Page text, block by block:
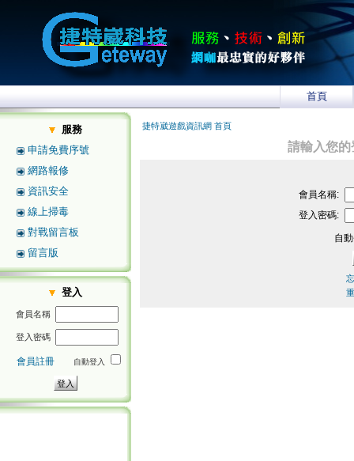
首頁
服務
申請免費序號
網路報修
資訊安全
線上掃毒
對戰留言板
留言版
登入
會員名稱
登入密碼
會員註冊 自動登入
捷特崴遊戲資訊網 首頁
請輸入您
會員名稱:
登入密碼:
自